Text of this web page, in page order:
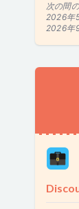
次の間
2026年
2026年